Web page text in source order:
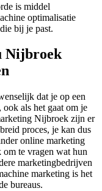
is middel
optimalisatie
bij je past.
Nijbroek
dat je op een
als het gaat om je
Nijbroek zijn er
proces, je kan dus
online marketing
te vragen wat hun
marketingbedrijven
marketing is het
bureaus.